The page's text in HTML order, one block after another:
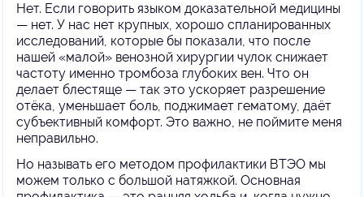
Нет. Если говорить языком доказательной медицины
— нет. У нас нет крупных, хорошо спланированных
исследований, которые бы показали, что после
нашей «малой» венозной хирургии чулок снижает
частоту именно тромбоза глубоких вен. Что он
делает блестяще — так это ускоряет разрешение
отёка, уменьшает боль, поджимает гематому, даёт
субъективный комфорт. Это важно, не поймите меня
неправильно.
Но называть его методом профилактики ВТЭО мы
можем только с большой натяжкой. Основная